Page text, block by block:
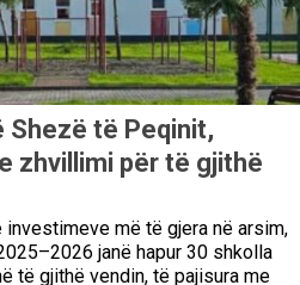
Shezë të Peqinit,
zhvillimi për të gjithë
investimeve më të gjera në arsim,
janë hapur 30 shkolla
të gjithë vendin, të pajisura me